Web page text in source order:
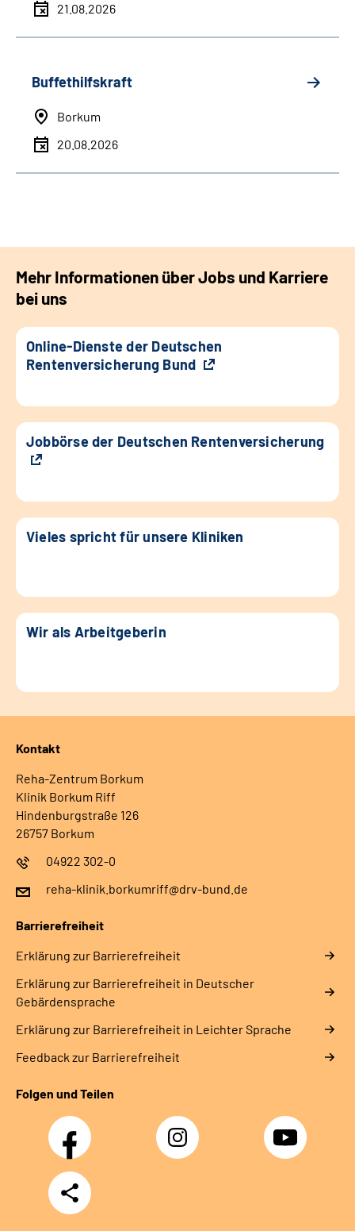
21.08.2026
Buffethilfskraft
Borkum
20.08.2026
Mehr Informationen über Jobs und Karriere
bei uns
Online-Dienste der Deutschen
Rentenversicherung Bund
Jobbörse der Deutschen Rentenversicherung
Vieles spricht für unsere Kliniken
Wir als Arbeitgeberin
Kontakt
Reha-Zentrum Borkum
Klinik Borkum Riff
Hindenburgstraße 126
26757 Borkum
04922 302-0
reha-klinik.borkumriff@drv-bund.de
Barrierefreiheit
Erklärung zur Barrierefreiheit
Erklärung zur Barrierefreiheit in Deutscher
Gebärdensprache
Erklärung zur Barrierefreiheit in Leichter Sprache
Feedback zur Barrierefreiheit
Folgen und Teilen
Facebook Instagram YouTube
Teilen